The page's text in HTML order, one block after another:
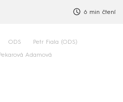
6 min čtení
ODS Petr Fiala (ODS)
Adamová